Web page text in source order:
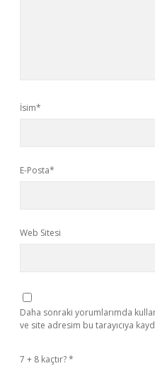
İsim*
E-Posta*
Web Sitesi
Daha sonraki yorumlarımda
ve site adresim bu tarayıcıya
7 + 8 kaçtır?*